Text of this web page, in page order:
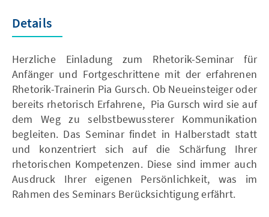
Details
Herzliche Einladung zum Rhetorik-Seminar für
Anfänger und Fortgeschrittene mit der erfahrenen
Rhetorik-Trainerin Pia Gursch. Ob Neueinsteiger oder
bereits rhetorisch Erfahrene, Pia Gursch wird sie auf
dem Weg zu selbstbewussterer Kommunikation
begleiten. Das Seminar findet in Halberstadt statt
und konzentriert sich auf die Schärfung Ihrer
rhetorischen Kompetenzen. Diese sind immer auch
Ausdruck Ihrer eigenen Persönlichkeit, was im
Rahmen des Seminars Berücksichtigung erfährt.